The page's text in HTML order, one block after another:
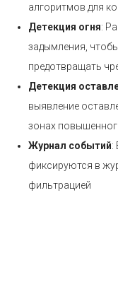
алгоритмов для
Детекция огня:
задымления,
предотвращать
Детекция
выявление
зонах
Журнал событий:
фиксируются в
фильтрацией